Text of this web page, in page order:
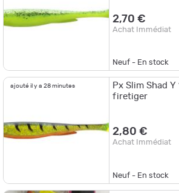
2,70 €
Achat Immédiat
Neuf - En stock
ajouté il y a 28 minutes
Px Slim Shad
firetiger
2,80 €
Achat Immédiat
Neuf - En stock